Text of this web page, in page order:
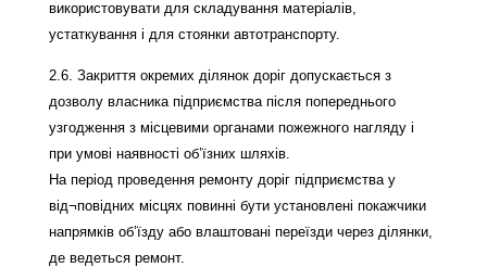
використовувати для складування матеріалів,
устаткування і для стоянки автотранспорту.
2.6. Закриття окремих ділянок доріг допускається з
дозволу власника підприємства після попереднього
узгодження з місцевими органами пожежного нагляду і
при умові наявності об’їзних шляхів.
На період проведення ремонту доріг підприємства у
від¬повідних місцях повинні бути установлені покажчики
напрямків об’їзду або влаштовані переїзди через ділянки,
де ведеться ремонт.